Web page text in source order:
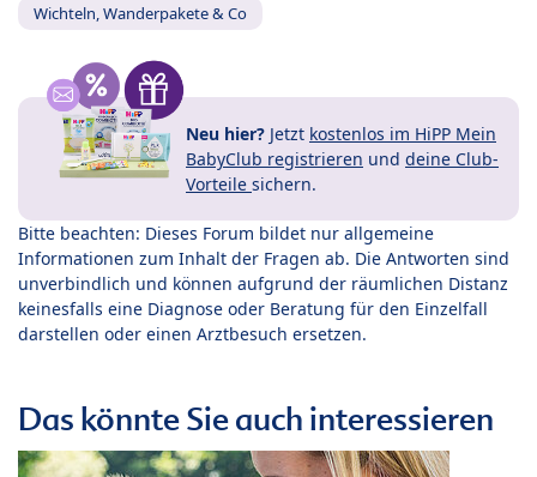
Wichteln, Wanderpakete & Co
Neu hier? Jetzt kostenlos im HiPP Mein
BabyClub registrieren und deine Club-
Vorteile sichern.
Bitte beachten: Dieses Forum bildet nur allgemeine
Informationen zum Inhalt der Fragen ab. Die Antworten sind
unverbindlich und können aufgrund der räumlichen Distanz
keinesfalls eine Diagnose oder Beratung für den Einzelfall
darstellen oder einen Arztbesuch ersetzen.
Das könnte Sie auch interessieren